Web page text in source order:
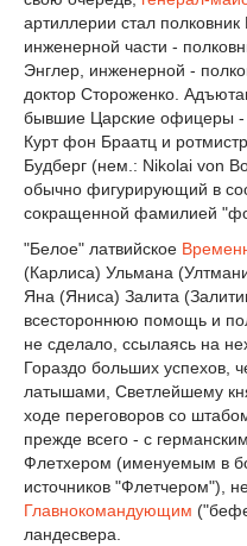
артиллерии стал полковник
инженерной части -
Энглер, инженерной -
доктор Стороженко.
бывшие Царские офицеры -
Курт фон Браатц и
Будберг (нем.: Nikolai von
обычно фигурирующий в
сокращенной фамилией
"Белое" латвийское
(Карлиса) Ульмана
Яна (Яниса) Залита
всестороннюю помощь и
не сделало, ссылаясь на
Гораздо больших успехов,
латышами, Светлейшему
ходе переговоров со
прежде всего - с
Флетхером (именуемым в
источников "Флетчером"),
Главнокомандующим
ландесвера.